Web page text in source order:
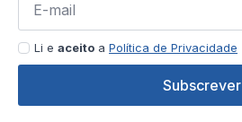
Li e aceito a Política de Privacidade
Subscrever